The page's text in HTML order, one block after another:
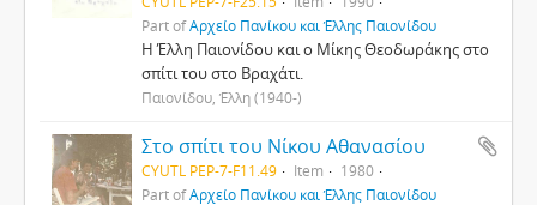
Part ofΑρχείο Πανίκου και Έλλης Παιονίδου
Η Έλλη Παιονίδου και ο Μίκης Θεοδωράκης στο
σπίτι του στο Βραχάτι.
Παιονίδου, Έλλη (1940-)
Στο σπίτι του Νίκου Αθανασίου
CYUTL PEP-7-F11.49 Item
1980
Part ofΑρχείο Πανίκου και Έλλης Παιονίδου